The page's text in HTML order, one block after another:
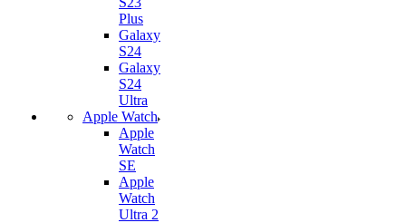
Plus
Galaxy
S24
Galaxy
S24
Ultra
Apple Watch
Apple
Watch
SE
Apple
Watch
Ultra 2